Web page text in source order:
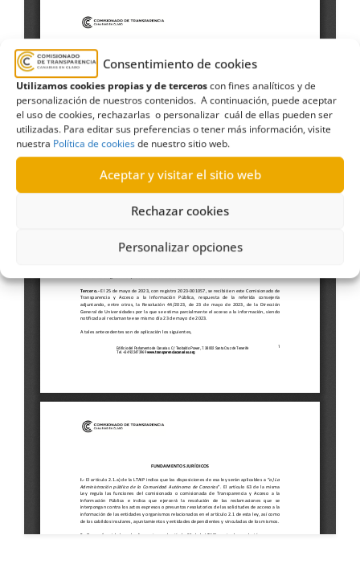
Consentimiento de cookies
Utilizamos cookies propias y de terceroscon fines analíticos y de
personalización de nuestros contenidos. A continuación, puede aceptar
el uso de cookies, rechazarlas o personalizar cuál de ellas pueden ser
utilizadas. Para editar sus preferencias o tener más información, visite
nuestra Política de cookiesde nuestro sitio web.
Aceptar y visitar el sitio web
Rechazar cookies
Personalizar opciones